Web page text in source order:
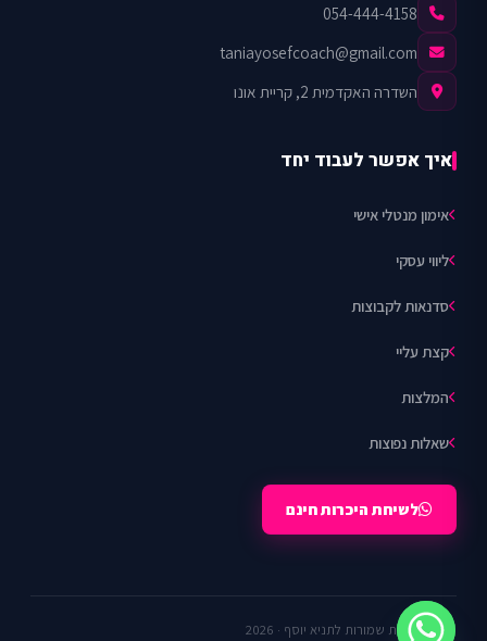
054-444-4158
taniayosefcoach@gmail.com
השדרה האקדמית 2, קריית אונו
איך אפשר לעבוד יחד
אימון מנטלי אישי
ליווי עסקי
סדנאות לקבוצות
קצת עליי
המלצות
שאלות נפוצות
לשיחת היכרות חינם
© כל הזכויות שמורות לתניא יוסף · 2026